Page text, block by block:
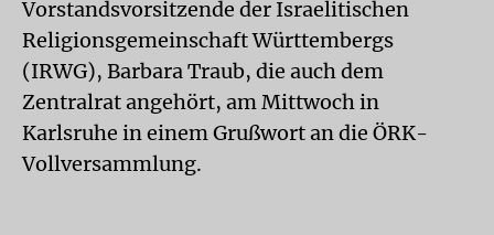
Vorstandsvorsitzende der Israelitischen
Religionsgemeinschaft Württembergs
(IRWG), Barbara Traub, die auch dem
Zentralrat angehört, am Mittwoch in
Karlsruhe in einem Grußwort an die ÖRK-
Vollversammlung.